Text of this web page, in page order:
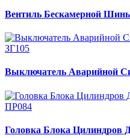
Вентиль Бескамерной
ЗГ105
Выключатель Аварийной
ПР084
Головка Блока Цилиндров